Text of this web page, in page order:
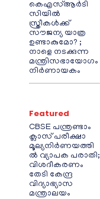
കെഎസ്ആർടി
സിയിൽ
സ്ത്രീകൾക്ക്
സൗജന്യ യാത്ര
ഉണ്ടാകുമോ? ;
നാളെ നടക്കുന്ന
മന്ത്രിസഭായോഗം
നിർണായകം
Featured
CBSE പന്ത്രണ്ടാം
ക്ലാസ് പരീക്ഷാ
മൂല്യനിർണയത്തി
ൽ വ്യാപക പരാതി;
വിശദീകരണം
തേടി കേന്ദ്ര
വിദ്യാഭ്യാസ
മന്ത്രാലയം